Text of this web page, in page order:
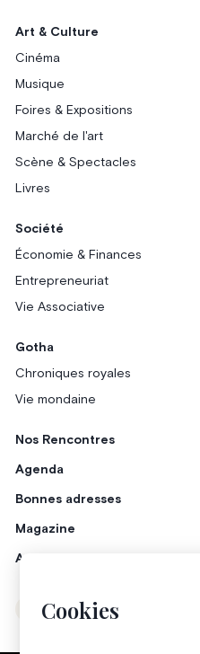
Cookies
Art & Culture
Cinéma
Musique
Foires & Expositions
Marché de l'art
Scène & Spectacles
Livres
Société
Économie & Finances
Entrepreneuriat
Vie Associative
Gotha
Chroniques royales
Vie mondaine
Nos Rencontres
Agenda
Bonnes adresses
Magazine
Annonceurs
Instagram